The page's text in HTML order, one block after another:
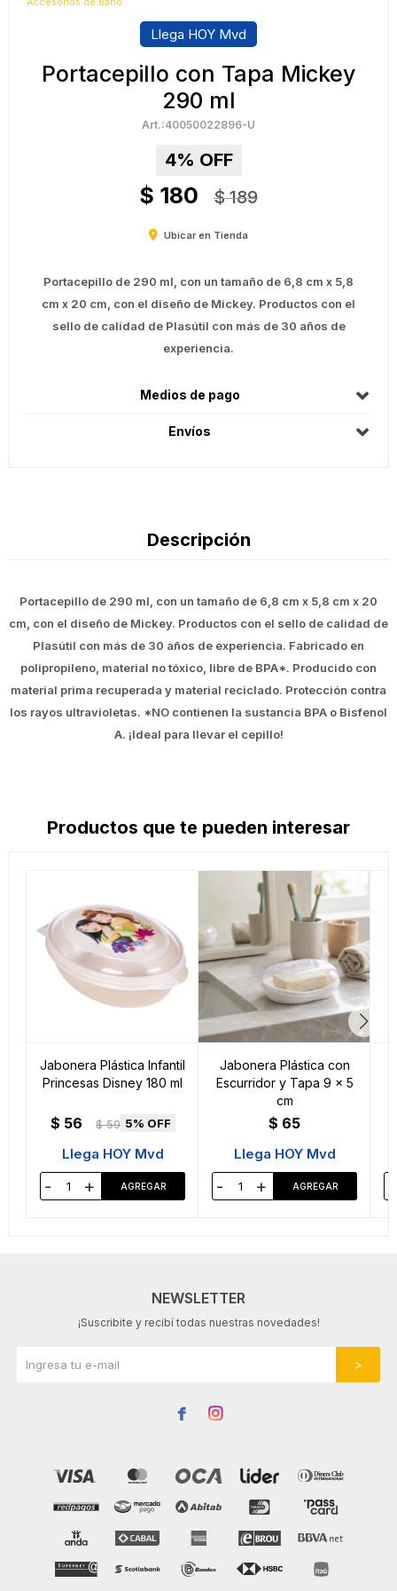
Accesorios de Baño
Llega HOY Mvd
Portacepillo con Tapa Mickey
290 ml
40050022896-U
4
$ 180 $ 189
Ubicar en Tienda
Portacepillo de 290 ml, con un tamaño de 6,8 cm x 5,8
cm x 20 cm, con el diseño de Mickey. Productos con el
sello de calidad de Plasútil con más de 30 años de
experiencia.
Medios de pago
Envíos
Descripción
Portacepillo de 290 ml, con un tamaño de 6,8 cm x 5,8 cm x 20
cm, con el diseño de Mickey. Productos con el sello de calidad de
Plasútil con más de 30 años de experiencia. Fabricado en
polipropileno, material no tóxico, libre de BPA*. Producido con
material prima recuperada y material reciclado. Protección contra
los rayos ultravioletas. *NO contienen la sustancia BPA o Bisfenol
A. ¡Ideal para llevar el cepillo!
Productos que te pueden interesar
Jabonera Plástica Infantil
Princesas Disney 180 ml
$ 56 $ 59 5
Llega HOY Mvd
- +
Jabonera Plástica con
Escurridor y Tapa 9 x 5
cm
$ 65
Llega HOY Mvd
- +
NEWSLETTER
¡Suscribite y recibí todas nuestras novedades!
 